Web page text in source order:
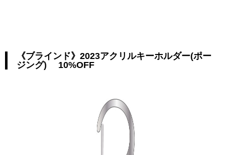
《ブラインド》2023アクリルキーホルダー(ポー
ジング) 10%OFF